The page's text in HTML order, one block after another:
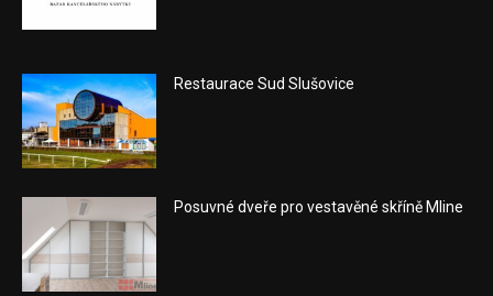
Restaurace Sud Slušovice
Posuvné dveře pro vestavěné skříně Mline